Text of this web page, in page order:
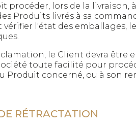
procéder, lors de la livraison,
Produits livrés à sa
l'état des emballages,
le Client devra
toute facilité pour
Produit concerné, ou à son
RÉTRACTATION